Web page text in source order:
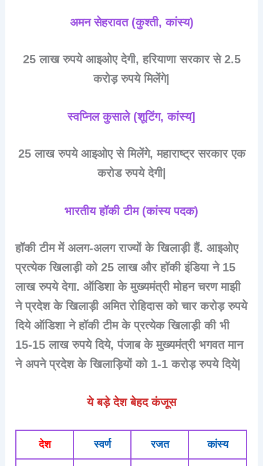
अमन सेहरावत (कुश्ती, कांस्य)
25 लाख रुपये आइओए देगी, हरियाणा सरकार से 2.5
करोड़ रुपये मिलेंगे|
स्वप्निल कुसाले (शूटिंग, कांस्य]
25 लाख रुपये आइओए से मिलेंगे, महाराष्ट्र सरकार एक
करोड रुपये देगी|
भारतीय हॉकी टीम (कांस्य पदक)
हॉकी टीम में अलग-अलग राज्यों के खिलाड़ी हैं. आइओए
प्रत्येक खिलाड़ी को 25 लाख और हॉकी इंडिया ने 15
लाख रुपये देगा. ऑडिशा के मुख्यमंत्री मोहन चरण माझी
ने प्रदेश के खिलाड़ी अमित रोहिदास को चार करोड़ रुपये
दिये ऑडिशा ने हॉकी टीम के प्रत्येक खिलाड़ी की भी
15-15 लाख रुपये दिये, पंजाब के मुख्यमंत्री भगवत मान
ने अपने प्रदेश के खिलाड़ियों को 1-1 करोड़ रुपये दिये|
ये बड़े देश बेहद कंजूस
देश स्वर्ण रजत कांस्य